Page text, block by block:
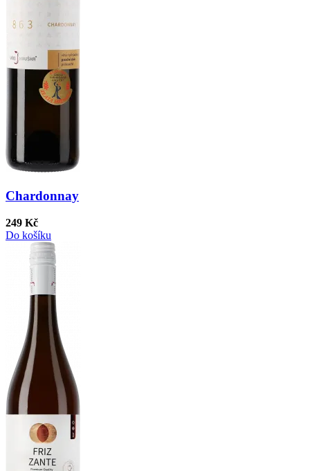
Chardonnay
249 Kč
Do košíku